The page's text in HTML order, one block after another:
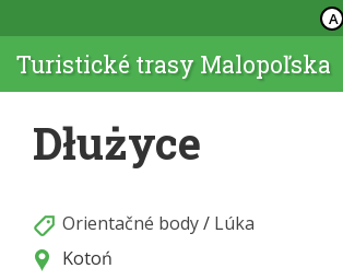
A
Turistické trasy Malopoľska
Dłużyce
Orientačné body/ Lúka
Kotoń